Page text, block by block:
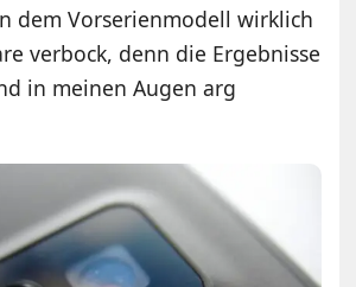
dem Vorserienmodell wirklich
verbock, denn die Ergebnisse
in meinen Augen arg